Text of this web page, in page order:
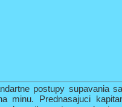
postupy supavania
minu. Prednasajuci